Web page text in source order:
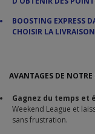
BOOSTING EXPRESS
CHOISIR LA
AVANTAGES DE
Gagnez du temps et
Weekend League et
sans frustration.